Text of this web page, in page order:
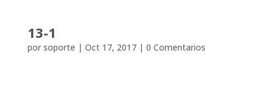
13-1
por soporte | Oct 17, 2017| 0 Comentarios